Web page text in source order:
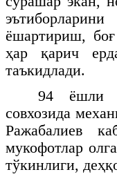
ёшартириш,
ҳар қарич
таъкидлади.
94 ёшли
совхозида
Ражабалиев
мукофотлар
тўкинлиги,